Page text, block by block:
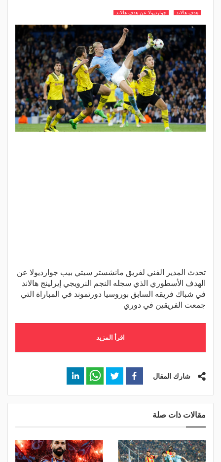
هدف هالاند جوارديولا عن هدف هالاند
تحدث المدير الفني لفريق مانشستر سيتي بيب جوارديولا عن
الهدف الأسطوري الذي سجله النجم النرويجي إيرلينج هالاند
في شباك فريقه السابق بوروسيا دورتموند في المباراة التي
جمعت الفريقين في دوري
اقرأ المزيد
شارك المقال
مقالات ذات صلة